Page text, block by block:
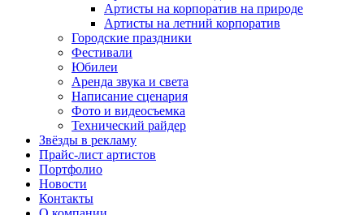
Артисты на корпоратив на природе
Артисты на летний корпоратив
Городские праздники
Фестивали
Юбилеи
Аренда звука и света
Написание сценария
Фото и видеосъемка
Технический райдер
Звёзды в рекламу
Прайс-лист артистов
Портфолио
Новости
Контакты